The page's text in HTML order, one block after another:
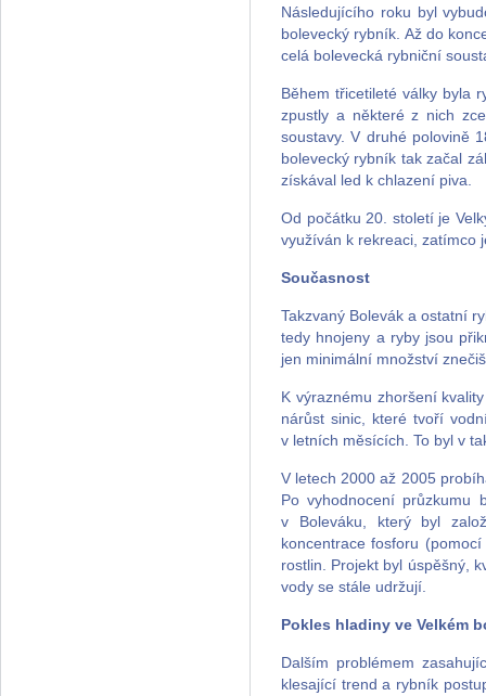
Následujícího roku byl
bolevecký rybník. Až do
celá bolevecká rybniční
Během třicetileté války byla
zpustly a některé z nich
soustavy. V druhé polovině
bolevecký rybník tak začal
získával led k chlazení piva.
Od počátku 20. století je
využíván k rekreaci, zatímco
Současnost
Takzvaný Bolevák a ostatní
tedy hnojeny a ryby jsou
jen minimální množství
K výraznému zhoršení
nárůst sinic, které tvoří
v letních měsících. To byl v
V letech 2000 až 2005
Po vyhodnocení
v Boleváku, který byl
koncentrace fosforu
rostlin. Projekt byl úspěšný,
vody se stále udržují.
Pokles hladiny ve Velkém
Dalším problémem
klesající trend a rybník